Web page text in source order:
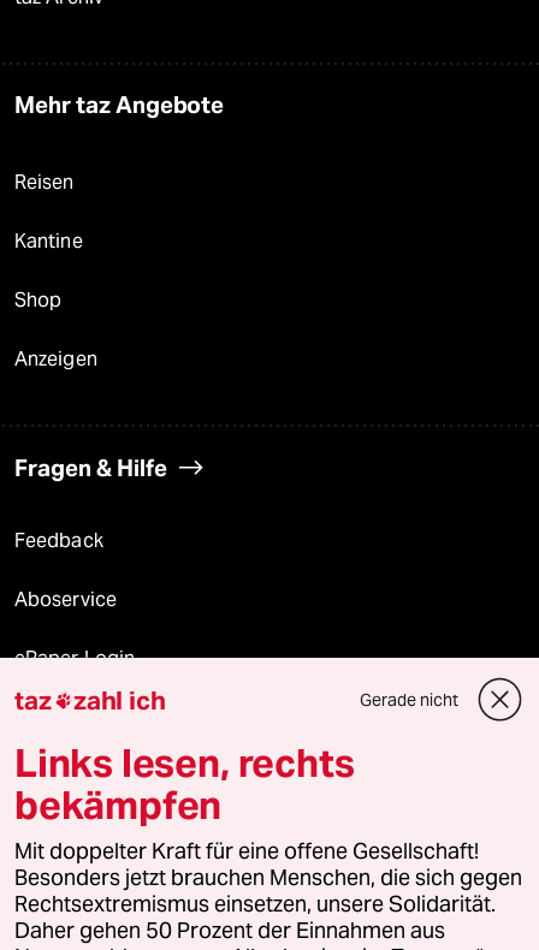
Mehr taz Angebote
Reisen
Kantine
Shop
Anzeigen
Fragen & Hilfe
Feedback
Aboservice
ePaper Login
Downloads für Abonnierende
© 2026 taz Verlags und Vertriebs GmbH
Alle Rechte vorbehalten. Bei rechtlichen Fragen oder für Genehmigungen
wenden Sie sich bitte an
lizenzen@taz.de
Feedback Redaktionsstatut Kommune-Richtlinien
taz zahl ich Gerade nicht
Links lesen, rechts
bekämpfen
Mit doppelter Kraft für eine offene Gesellschaft!
Besonders jetzt brauchen Menschen, die sich gegen
Rechtsextremismus einsetzen, unsere Solidarität.
Daher gehen 50 Prozent der Einnahmen aus